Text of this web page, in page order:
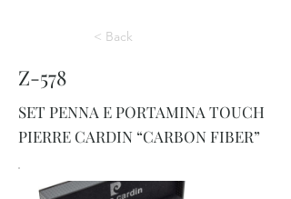
< Back
Z-578
SET PENNA E PORTAMINA TOUCH
PIERRE CARDIN “CARBON FIBER”